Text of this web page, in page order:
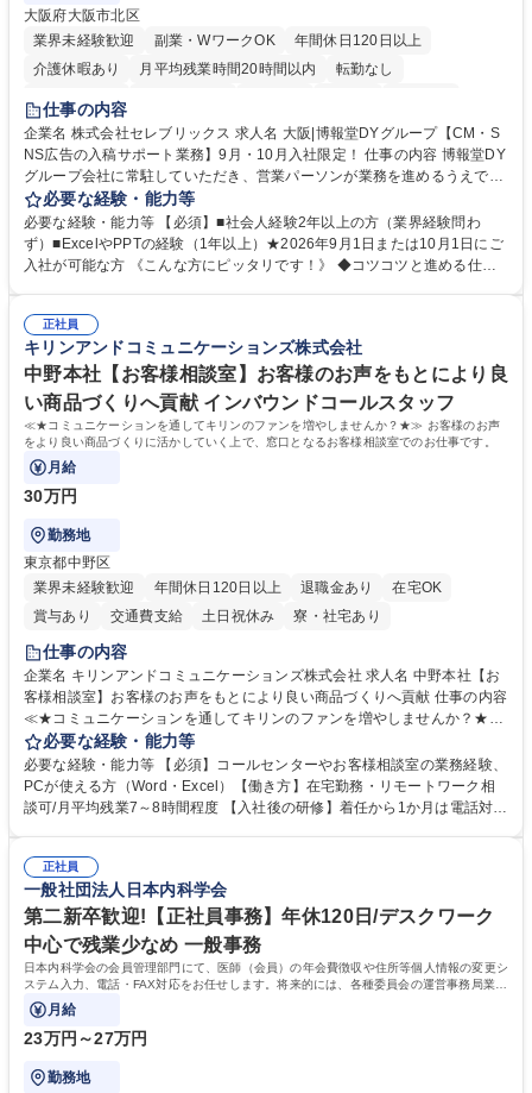
大阪府大阪市北区
業界未経験歓迎
副業・WワークOK
年間休日120日以上
介護休暇あり
月平均残業時間20時間以内
転勤なし
未経験者歓迎
完全週休2日制
交通費支給 駅近5分以内
仕事の内容
企業名 株式会社セレブリックス 求人名 大阪|博報堂DYグループ【CM・S
NS広告の入稿サポート業務】9月・10月入社限定！ 仕事の内容 博報堂DY
グループ会社に常駐していただき、営業パーソンが業務を進めるうえで発
生する業務を幅広くサポートとしてテレビCMやSNS広告の入稿サポー
ト、進行管理等 部内アシスタントとしての業務をお任せします。 ◆得意
先との定例資料作成 ◆競合調査 ◆広告出稿の進行管理、確認 ◆広告出稿
後のデータ抽出と効果測定、資料作成 ◆TVCM放送枠の情報管理、不備確
ール対応 ◆常駐先に向けた事業拡大の提案 など 募集職種 大阪|博報堂DY
グループ【CM・SNS広告の入稿サポート業務】9月・10月入社限定！
必要な経験・能力等
必要な経験・能力等 【必須】■社会人経験2年以上の方（業界経験問わ
ず）■ExcelやPPTの経験（1年以上）★2026年9月1日または10月1日にご
入社が可能な方 《こんな方にピッタリです！》 ◆コツコツと進める仕事
ャリア・スキルUPを目指したい方 学歴・資格 学歴：大学院 大学 高専 短
大 専修学校 高校 語学力： 資格：
正社員
キリンアンドコミュニケーションズ株式会社
中野本社【お客様相談室】お客様のお声をもとにより良
い商品づくりへ貢献 インバウンドコールスタッフ
≪★コミュニケーションを通してキリンのファンを増やしませんか？★≫ お客様のお声
をより良い商品づくりに活かしていく上で、窓口となるお客様相談室でのお仕事です。
月給
30万円
勤務地
東京都中野区
業界未経験歓迎
年間休日120日以上 退職金あり
在宅OK
賞与あり
交通費支給 土日祝休み 寮・社宅あり
仕事の内容
企業名 キリンアンドコミュニケーションズ株式会社 求人名 中野本社【お
客様相談室】お客様のお声をもとにより良い商品づくりへ貢献 仕事の内容
≪★コミュニケーションを通してキリンのファンを増やしませんか？★≫
お客様のお声をより良い商品づくりに活かしていく上で、窓口となるお客
様相談室でのお仕事です。 日々お客様からいただくキリングループへのご
意見を、企業活動に活かしています。お客様からの声に迅速かつ誠意をも
って対応、情報提供するとともにグループ内活動に反映しています。 【具
平均100件前後■メール・手紙：同上40件前後 募集職種 中野本社【お客様
相談室】お客様のお声をもとにより良い商品づくりへ貢献
必要な経験・能力等
必要な経験・能力等 【必須】コールセンターやお客様相談室の業務経験、
PCが使える方（Word・Excel）【働き方】在宅勤務・リモートワーク相
談可/月平均残業7～8時間程度 【入社後の研修】着任から1か月は電話対応
すのでご安心ください。 【当社について】キリングループの広報機能を担
う会社として、お客様との出会いを大切にし、磨き上げたホスピタリティ
を込めてコミュニケーションをとりながら広報関連業務を行っておりま
す。 学歴・資格 学歴：大学院 大学 高専 短大 専修学校 高校 語学力： 資
格：
正社員
一般社団法人日本内科学会
第二新卒歓迎!【正社員事務】年休120日/デスクワーク
中心で残業少なめ 一般事務
日本内科学会の会員管理部門にて、医師（会員）の年会費徴収や住所等個人情報の変更シ
ステム入力、電話・FAX対応をお任せします。将来的には、各種委員会の運営事務局業務
などにも幅広く携わっていただきます。
月給
23万円～27万円
勤務地